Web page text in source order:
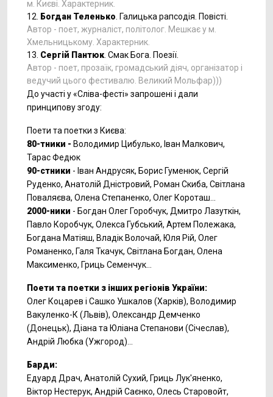
м. Києві. Характерник.
12.
Богдан Теленько . Галицька рапсодія. Повісті.
Автор - поет, журналіст, політолог. Мешкає у м.
Хмельницькому. Характерник.
13. Сергій Пантюк . Смак Бога. Поезії.
Автор - поет, прозаїк, громадський діяч, організатор і
ведучий цього фестивалю. Великий Мольфар)))
До участі у «Сліва-фесті» запрошені і дали
принципову згоду:
Поети та поетки з Києва:
80-тники - Володимир Цибулько, Іван Малкович,
Тарас Федюк
90-стники - Іван Андрусяк, Борис Гуменюк, Сергій
Руденко, Анатолій Дністровий, Роман Скиба, Світлана
Поваляєва, Олена Степаненко, Олег Короташ...
2000-ники - Богдан Олег Горобчук, Дмитро Лазуткін,
Павло Коробчук, Олекса Губський, Артем Полежака,
Богдана Матіяш, Владік Волочай, Юля Рій, Олег
Романенко, Галя Ткачук, Світлана Богдан, Олена
Максименко, Гриць Семенчук...
Поети та поетки з інших регіонів України:
Олег Коцарев і Сашко Ушкалов (Харків), Володимир
Вакуленко-К (Львів), Олександр Демченко
(Донецьк), Діана та Юліана Степанови (Січеслав),
Андрій Любка (Ужгород)...
Барди:
Едуард Драч, Анатолій Сухий, Гриць Лук'яненко,
Віктор Нестерук, Андрій Саєнко, Олесь Старовойт,